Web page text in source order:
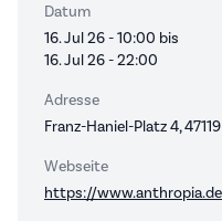
Datum
16. Jul 26 - 10:00 bis
16. Jul 26 - 22:00
Adresse
Franz-Haniel-Platz 4,
Webseite
https://